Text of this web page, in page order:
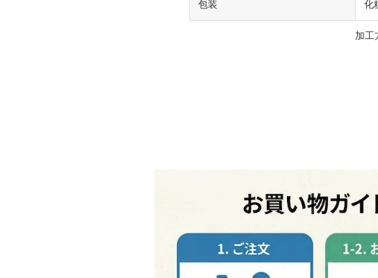
包装 化
加工